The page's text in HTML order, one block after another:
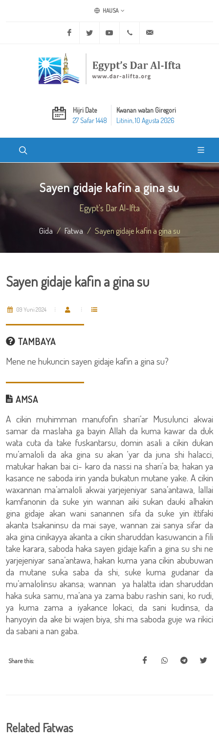
HAUSA
Facebook Twitter Youtube +20 2 25970400
Hijri Date
27 Safar 1448
Kwanan watan Giregori
Litinin, 10 Agusta 2026
Sayen gidaje kafin a gina su
Egypt's Dar Al-Ifta
Gida Fatwa Sayen gidaje kafin a gina su
Sayen gidaje kafin a gina su
09 Yuni 2024
TAMBAYA
Mene ne hukuncin sayen gidaje kafin a gina su?
AMSA
A cikin muhimman manufofin shari’ar Musulunci akwai
samar da maslaha ga bayin Allah da kuma kawar da duk
wata cuta da take fuskantarsu, domin asali a cikin dukan
mu’amaloli da aka gina su akan ‘yar da juna shi halacci,
matukar hakan bai ci- karo da nassi na shari’a ba; hakan ya
kasance ne saboda irin yanda bukatun mutane yake. A cikin
waxannan ma’amaloli akwai yarjejeniyar sana’antawa, lallai
kamfanonin da suke yin wannan aiki sukan dauki alhakin
gina gidaje akan wani sanannen sifa da suke yin ittifaki
akanta tsakaninsu da mai saye, wannan zai sanya sifar da
aka gina cinikayya akanta a cikin sharuddan kasuwancin a fili
take karara, saboda haka sayen gidaje kafin a gina su shi ne
yarjejeniyar sana’antawa, hakan kuma yana cikin abubuwan
da mutane suka saba da shi, suke kuma gudanar da
mu’amalolinsu akansa; wannan ya halatta idan sharuddan
haka suka samu, ma’ana ya zama babu rashin sani, ko rudi,
ya kuma zama a iyakance lokaci, da sani kudinsa, da
hanyoyin da ake bi wajen biya, shi ma saboda guje wa rikici
da sabani a nan gaba.
Share this:
Related Fatwas